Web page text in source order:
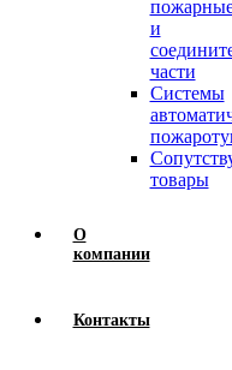
и
части
Системы
товары
О
компании
Контакты